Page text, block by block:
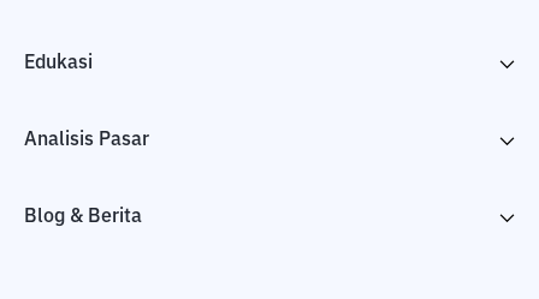
Edukasi
Analisis Pasar
Blog & Berita